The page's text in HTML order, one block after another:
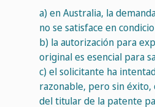
a) en Australia, la
no se satisface en
b) la autorización para
original es esencial para
c) el solicitante ha
razonable, pero sin
del titular de la patente